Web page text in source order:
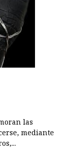
las
mediante